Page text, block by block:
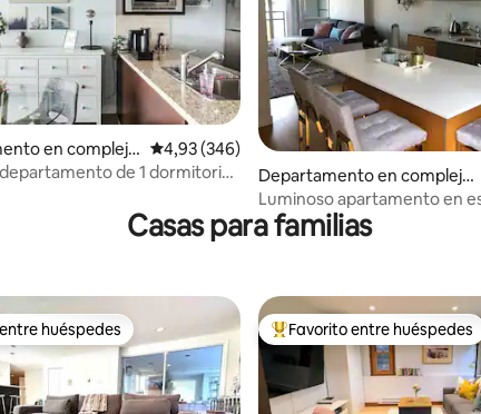
de 5. 141 evaluaciones
en complejo
en Vancouver
Calificación promedio: 4,93 de 5. 346
4,93 (346)
de 1 dormitorio
Departamento en complejo
residencial en Vancouver
Luminoso apartamento en
estacionamiento gratuito
Casas para familias
huéspedes
huéspedes Favorito entre los
Favorito entre huéspedes